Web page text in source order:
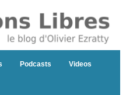
Podcasts Videos